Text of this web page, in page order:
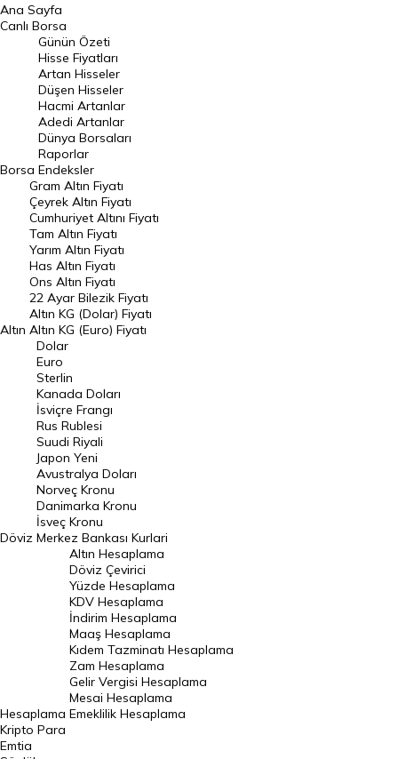
BIST 100 Hisseleri
En Çok Artan Hisseler
En Çok Düşen Hisseler
Hacmi Artanlar
Geçmiş Kapanışlar
Dünya Borsaları
Raporlar
Endeksler
DÖVİZ
Döviz Kuru
Dolar Kuru
Euro Kuru
Pound Kuru
Frank Kuru
Riyal Kuru
Avustralya Doları
Danimarka Kronu Kuru
Kanada Doları Kuru
Norveç Kronu Kuru
İsveç Kronu Kuru
Japon Yeni Kuru
Serbest Piyasa Döviz Kurları
Merkez Bankası Döviz Kurları
Altın Fiyatları
Gram Altın Fiyatı
Ana Sayfa
Canlı Borsa
Borsa
Günün Özeti
Hisse Fiyatları
Artan Hisseler
Düşen Hisseler
Hacmi Artanlar
Adedi Artanlar
Dünya Borsaları
Raporlar
Endeksler
Altın
Gram Altın Fiyatı
Çeyrek Altın Fiyatı
Cumhuriyet Altını Fiyatı
Tam Altın Fiyatı
Yarım Altın Fiyatı
Has Altın Fiyatı
Ons Altın Fiyatı
22 Ayar Bilezik Fiyatı
Altın KG (Dolar) Fiyatı
Altın KG (Euro) Fiyatı
Döviz
Dolar
Euro
Sterlin
Kanada Doları
İsviçre Frangı
Rus Rublesi
Suudi Riyali
Japon Yeni
Avustralya Doları
Norveç Kronu
Danimarka Kronu
İsveç Kronu
Merkez Bankası Kurlari
Hesaplama
Altın Hesaplama
Döviz Çevirici
Yüzde Hesaplama
KDV Hesaplama
İndirim Hesaplama
Maaş Hesaplama
Kıdem Tazminatı Hesaplama
Zam Hesaplama
Gelir Vergisi Hesaplama
Mesai Hesaplama
Emeklilik Hesaplama
Kripto Para
Emtia